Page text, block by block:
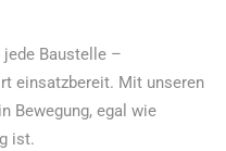
Baustelle –
einsatzbereit. Mit unseren
Bewegung, egal wie
ist.